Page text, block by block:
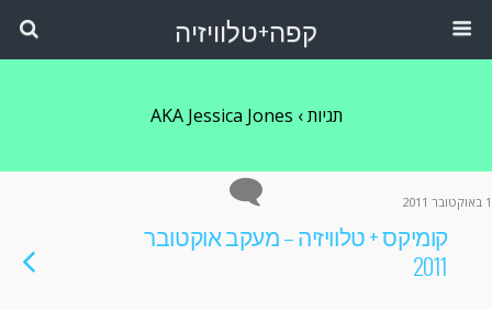
קפה+טלוויזיה
תגיות › AKA Jessica Jones
1 באוקטובר 2011
קומיקס + טלוויזיה – מעקב אוקטובר
2011